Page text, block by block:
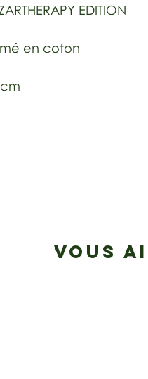
EDITION
en coton
VOUS